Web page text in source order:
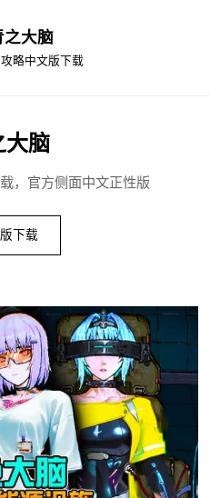
之大脑
略中文版下载
大脑
，官方侧面中文正性版
下载